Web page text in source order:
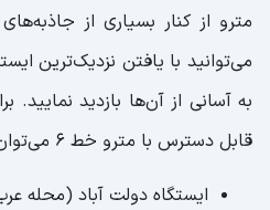
مترو از کنار بسیاری از
می‌توانید با یافتن نزدیک‌ترین
به آسانی از آن‌ها بازدید نمایید.
قابل دسترس با مترو خط 6 می‌توان به موارد زیر اشاره کرد:
ایستگاه دولت آباد (محله